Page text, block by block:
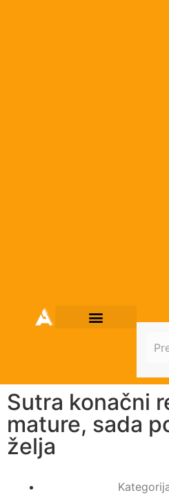
Sutra konačni
mature, sada
želja